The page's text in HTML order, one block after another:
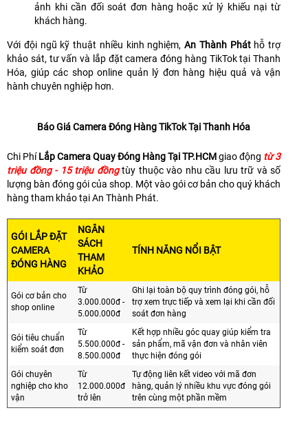
ảnh khi cần đối soát đơn hàng hoặc xử lý khiếu nại từ
khách hàng.
Với đội ngũ kỹ thuật nhiều kinh nghiệm, An Thành Pháthỗ trợ
khảo sát, tư vấn và lắp đặt camera đóng hàng TikTok tại Thanh
Hóa, giúp các shop online quản lý đơn hàng hiệu quả và vận
hành chuyên nghiệp hơn.
Báo Giá Camera Đóng Hàng TikTok Tại Thanh Hóa
Chi PhíLắp Camera Quay Đóng Hàng Tại TP.HCMgiao động từ 3
triệu đồng - 15 triệu đồngtùy thuộc vào nhu cầu lưu trữ và số
lượng bàn đóng gói của shop. Một vào gói cơ bản cho quý khách
hàng tham khảo tại An Thành Phát.
GÓI LẮP ĐẶT
CAMERA
ĐÓNG HÀNG
NGÂN
SÁCH
THAM
KHẢO
TÍNH NĂNG NỔI BẬT
Gói cơ bản cho
shop online
Từ
3.000.000đ -
5.000.000đ
Ghi lại toàn bộ quy trình đóng gói, hỗ
trợ xem trực tiếp và xem lại khi cần đối
soát đơn hàng
Gói tiêu chuẩn
kiểm soát đơn
Từ
5.500.000đ -
8.500.000đ
Kết hợp nhiều góc quay giúp kiểm tra
sản phẩm, mã vận đơn và nhân viên
thực hiện đóng gói
Gói chuyên
nghiệp cho kho
vận
Từ
12.000.000đ
trở lên
Tự động liên kết video với mã đơn
hàng, quản lý nhiều khu vực đóng gói
trên cùng một phần mềm